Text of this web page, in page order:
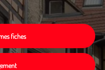
fiches